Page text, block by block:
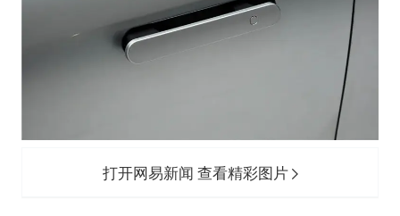
打开网易新闻 查看精彩图片